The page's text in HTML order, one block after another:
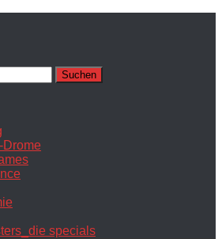
Drome
specials